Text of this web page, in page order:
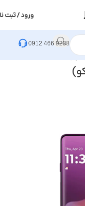
ورود / ثبت
0912 466 9238
اکو)